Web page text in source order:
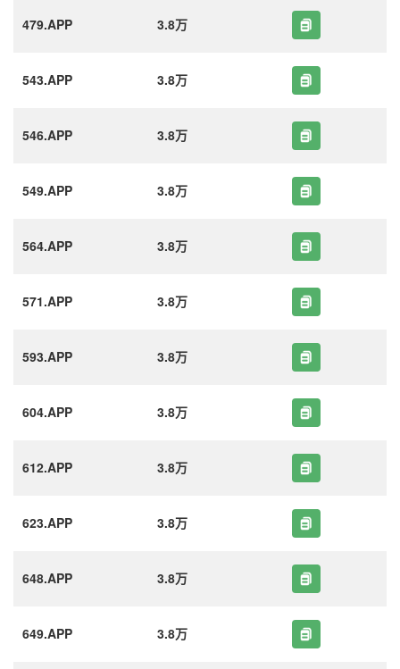
479.APP 3.8万
543.APP 3.8万
546.APP 3.8万
549.APP 3.8万
564.APP 3.8万
571.APP 3.8万
593.APP 3.8万
604.APP 3.8万
612.APP 3.8万
623.APP 3.8万
648.APP 3.8万
649.APP 3.8万